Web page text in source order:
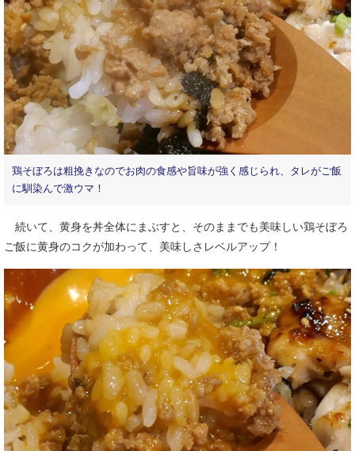
鶏そぼろは粗挽きなのでお肉の食感や旨味が強く感じられ、タレがご飯
に馴染んで激ウマ！
続いて、黄身を丼全体にまぶすと、そのままでも美味しい鶏そぼろ
ご飯に黄身のコクが加わって、美味しさレベルアップ！